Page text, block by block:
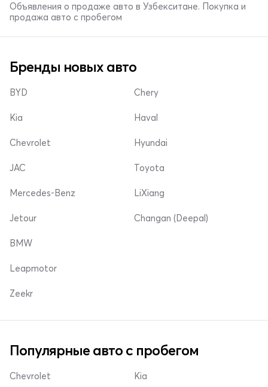
Объявления о продаже авто в Узбекситане. Покупка и
продажа авто с пробегом
Бренды новых авто
BYD
Kia
Chevrolet
Chery
Haval
Hyundai
JAC
Mercedes-Benz
Jetour
Toyota
LiXiang
Changan (Deepal)
BMW
Leapmotor
Zeekr
Популярные авто с пробегом
Chevrolet Kia